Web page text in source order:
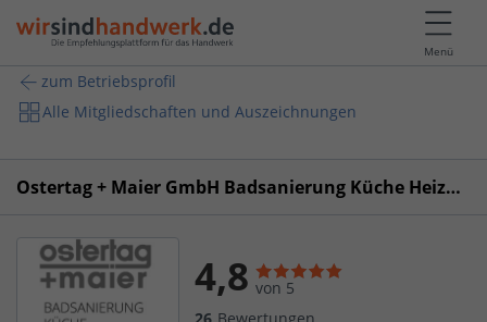
Menü
zum Betriebsprofil
Alle Mitgliedschaften und Auszeichnungen
Ostertag + Maier GmbH Badsanierung Küche Heizung
4,8 von 5
26 Bewertungen